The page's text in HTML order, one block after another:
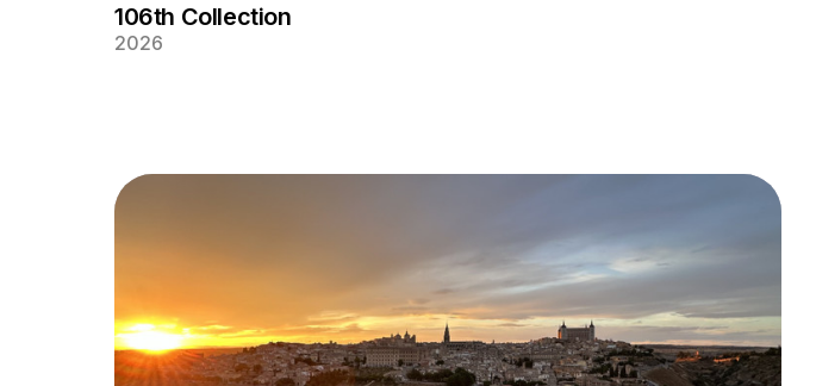
106th Collection
2026